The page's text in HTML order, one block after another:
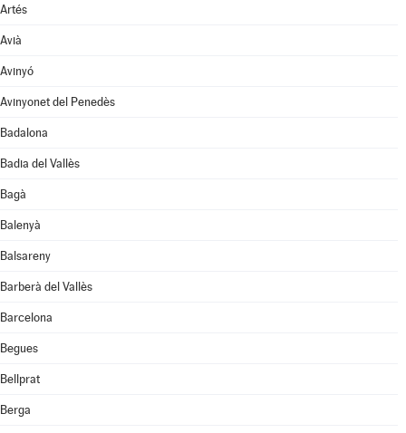
Artés
Avià
Avinyó
Avinyonet del Penedès
Badalona
Badia del Vallès
Bagà
Balenyà
Balsareny
Barberà del Vallès
Barcelona
Begues
Bellprat
Berga